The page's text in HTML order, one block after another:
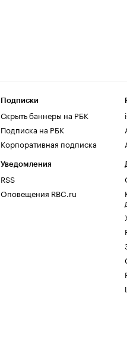
Подписки
Скрыть баннеры на РБК
Подписка на РБК
Корпоративная подписка
Уведомления
RSS
Оповещения RBC.ru